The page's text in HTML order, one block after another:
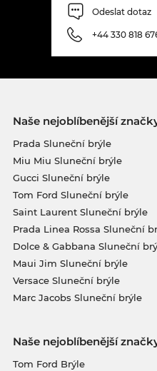
Odeslat dotaz
+44 330 818
Naše nejoblíbenější
Prada Sluneční brýle
Miu Miu Sluneční brýle
Gucci Sluneční brýle
Tom Ford Sluneční brýle
Saint Laurent Sluneční brýle
Prada Linea Rossa Sluneční
Dolce & Gabbana Sluneční
Maui Jim Sluneční brýle
Versace Sluneční brýle
Marc Jacobs Sluneční brýle
Naše nejoblíbenější
Tom Ford Brýle